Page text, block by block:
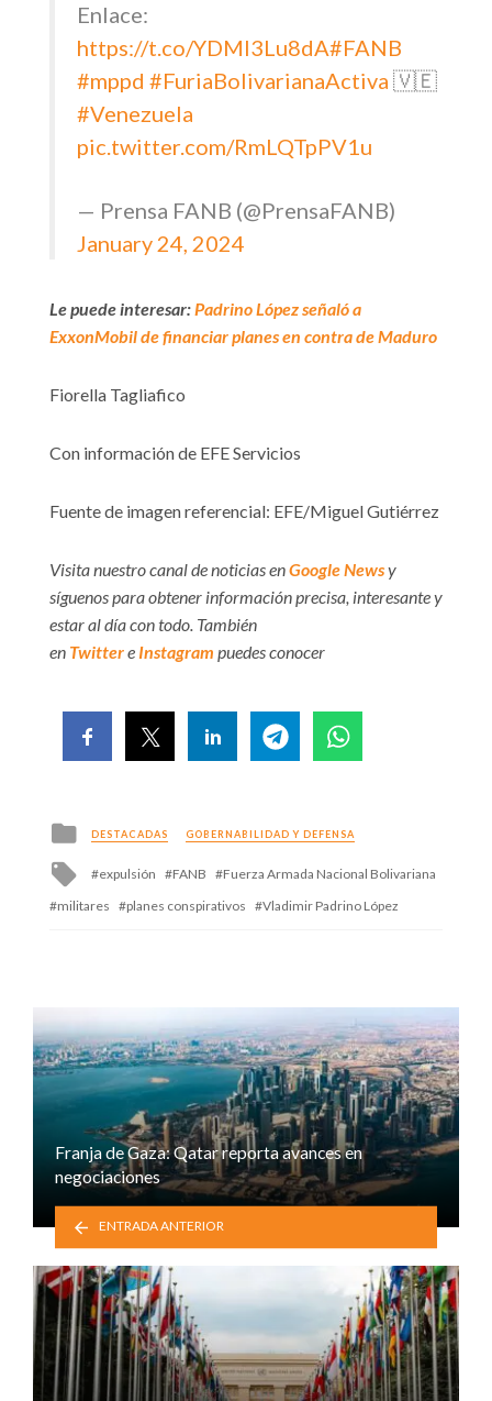
Enlace:
https://t.co/YDMI3Lu8dA#FANB
#mppd #FuriaBolivarianaActiva 🇻🇪
#Venezuela
pic.twitter.com/RmLQTpPV1u
— Prensa FANB (@PrensaFANB)
January 24, 2024
Le puede interesar:Padrino López señaló a
ExxonMobil de financiar planes en contra de Maduro
Fiorella Tagliafico
Con información de EFE Servicios
Fuente de imagen referencial: EFE/Miguel Gutiérrez
Visita nuestro canal de noticias enGoogle Newsy
síguenos para obtener información precisa, interesante y
estar al día con todo. También
en Twittere Instagram puedes conocer
Posted
in
DESTACADAS GOBERNABILIDAD Y DEFENSA
Tagged
with
expulsión FANB
Fuerza Armada Nacional Bolivariana
militares
planes conspirativos Vladimir Padrino López
Franja de Gaza: Qatar reporta avances en
negociaciones
ENTRADA ANTERIOR